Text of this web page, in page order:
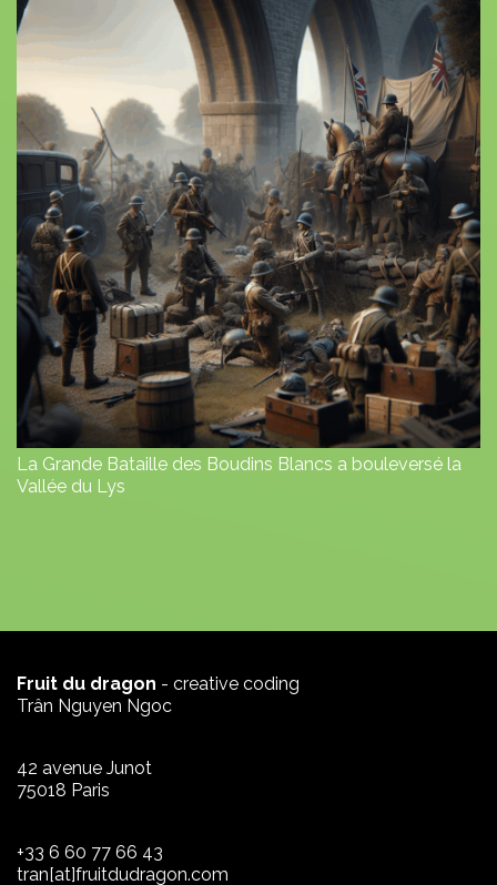
La Grande Bataille des Boudins Blancs a bouleversé la
Vallée du Lys
Fruit du dragon - creative coding
Trân Nguyen Ngoc
42 avenue Junot
75018 Paris
+33 6 60 77 66 43
tran[at]fruitdudragon.com